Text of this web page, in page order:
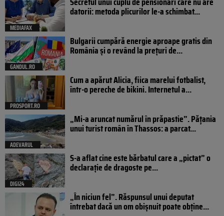
MEDIAFAX
datorii: metoda plicurilor le-a schimbat...
GANDUL.RO
Bulgarii cumpără energie aproape gratis din
România și o revând la prețuri de...
PROSPORT.RO
Cum a apărut Alicia, fiica marelui fotbalist,
într-o pereche de bikini. Internetul a...
ADEVARUL
„Mi-a aruncat numărul în prăpastie”. Pățania
unui turist român în Thassos: a parcat...
DIGI24
S-a aflat cine este bărbatul care a „pictat” o
declarație de dragoste pe...
„În niciun fel”. Răspunsul unui deputat
întrebat dacă un om obișnuit poate obține...